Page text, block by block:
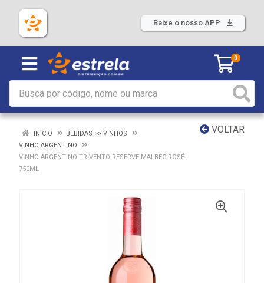
Baixe o nosso APP
0
VOLTAR
INÍCIO
BEBIDAS >> VINHOS
VINHO ARGENTINO
VINHO ARGENTINO TRIVENTO RESERVE MALBEC ROSÉ
750ML